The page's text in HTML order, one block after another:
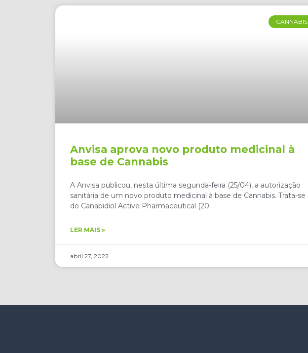
CANNABIS
Anvisa aprova novo produto medicinal à
base de Cannabis
A Anvisa publicou, nesta última segunda-feira (25/04), a autorização
sanitária de um novo produto medicinal à base de Cannabis. Trata-se
do Canabidiol Active Pharmaceutical (20
LER MAIS »
abril 27, 2022